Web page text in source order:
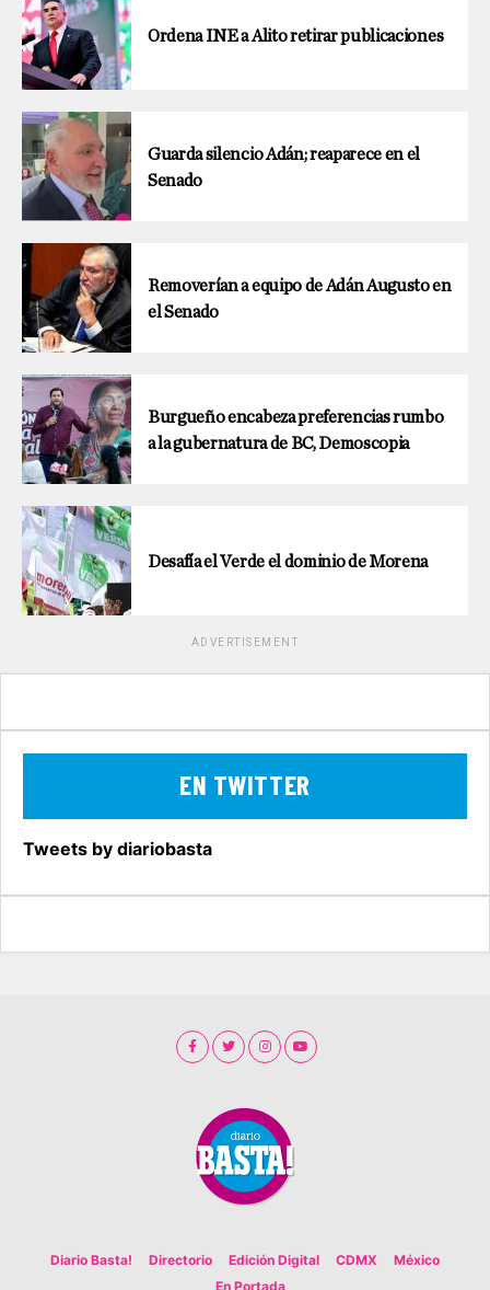
Ordena INE a Alito retirar publicaciones
Guarda silencio Adán; reaparece en el
Senado
Removerían a equipo de Adán Augusto en
el Senado
Burgueño encabeza preferencias rumbo
a la gubernatura de BC, Demoscopia
Desafía el Verde el dominio de Morena
ADVERTISEMENT
EN TWITTER
Tweets by diariobasta
Diario Basta! Directorio Edición Digital CDMX
México
En Portada